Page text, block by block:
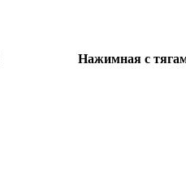
Нажимная с